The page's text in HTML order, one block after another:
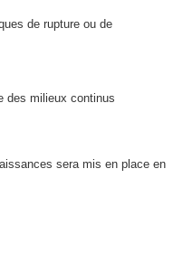
de rupture ou de
des milieux continus
sera mis en place en